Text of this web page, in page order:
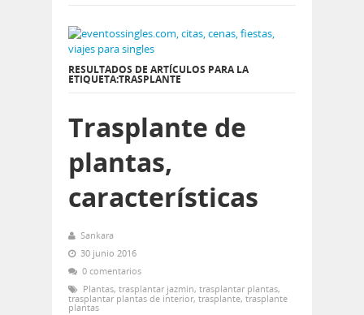
RESULTADOS DE ARTÍCULOS PARA LA
ETIQUETA:TRASPLANTE
Trasplante de
plantas,
características
Sankara
30 junio 2016
0 comentarios
Plantas, trasplantar jazmin, trasplantar plantas,
trasplantar plantas de interior, trasplante, trasplante
plantas